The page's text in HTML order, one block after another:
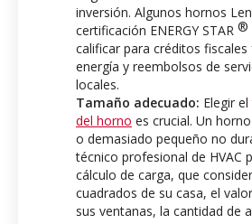
inversión. Algunos hornos
certificación ENERGY STAR ®
calificar para créditos fiscales
energía y reembolsos de
locales.
Tamaño adecuado: Elegir el
del horno es crucial. Un
o demasiado pequeño no
técnico profesional de HVAC
cálculo de carga, que
cuadrados de su casa, el
sus ventanas, la cantidad de